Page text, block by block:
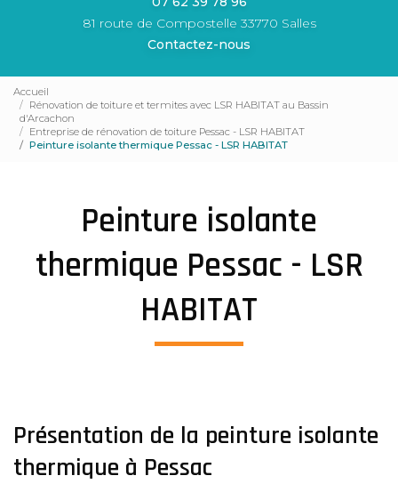
81 route de Compostelle 33770 Salles
Contactez-nous
Accueil
Rénovation de toiture et termites avec LSR HABITAT au Bassin
d'Arcachon
Entreprise de rénovation de toiture Pessac - LSR HABITAT
Peinture isolante thermique Pessac - LSR HABITAT
Peinture isolante
thermique Pessac - LSR
HABITAT
Présentation de la peinture isolante
thermique à Pessac